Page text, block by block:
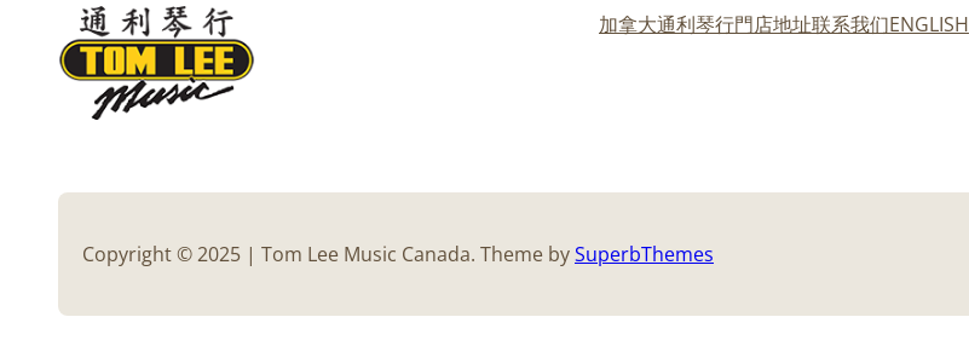
加拿大通利琴行門店地址联系我们ENGLISH
Copyright © 2025 | Tom Lee Music Canada. Theme bySuperbThemes